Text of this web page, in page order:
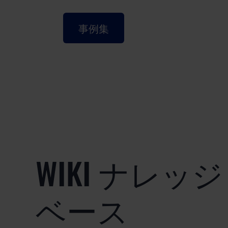
事例集
WIKI ナレッジ
ベース